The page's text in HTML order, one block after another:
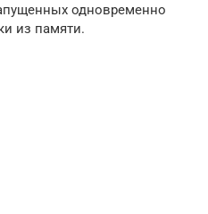
одновременно
из памяти.